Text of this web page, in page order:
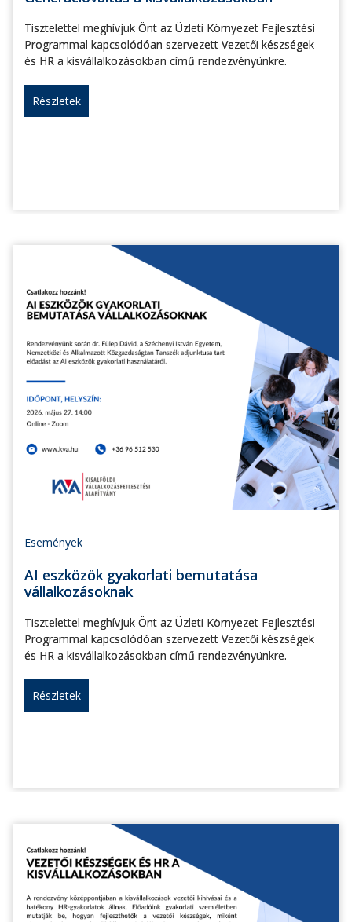
Tisztelettel meghívjuk Önt az Üzleti Környezet Fejlesztési
Programmal kapcsolódóan szervezett Vezetői készségek
és HR a kisvállalkozásokban című rendezvényünkre.
Részletek
Események
AI eszközök gyakorlati bemutatása
vállalkozásoknak
Tisztelettel meghívjuk Önt az Üzleti Környezet Fejlesztési
Programmal kapcsolódóan szervezett Vezetői készségek
és HR a kisvállalkozásokban című rendezvényünkre.
Részletek